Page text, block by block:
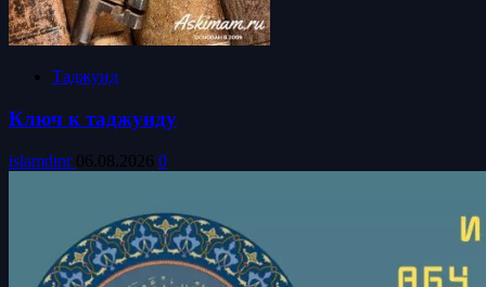
Таджуид
Ключ к таджуиду
islamdinr 06.08.2026 0